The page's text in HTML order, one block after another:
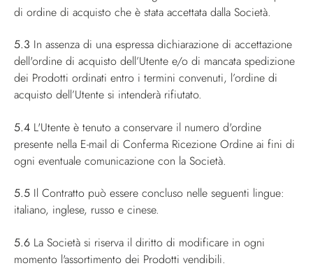
di ordine di acquisto che è stata accettata dalla Società.
5.3 In assenza di una espressa dichiarazione di accettazione
dell'ordine di acquisto dell’Utente e/o di mancata spedizione
dei Prodotti ordinati entro i termini convenuti, l’ordine di
acquisto dell’Utente si intenderà rifiutato.
5.4 L'Utente è tenuto a conservare il numero d'ordine
presente nella E-mail di Conferma Ricezione Ordine ai fini di
ogni eventuale comunicazione con la Società.
5.5 Il Contratto può essere concluso nelle seguenti lingue:
italiano, inglese, russo e cinese.
5.6 La Società si riserva il diritto di modificare in ogni
momento l'assortimento dei Prodotti vendibili.